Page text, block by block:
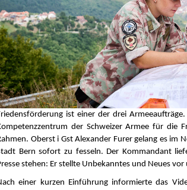
ist einer der drei
der Schweizer Armee für die
Oberst i Gst Alexander Furer gelang es im
Bern sofort zu fesseln. Der Kommandant
stehen: Er stellte Unbekanntes und Neues
einer kurzen Einführung informierte das